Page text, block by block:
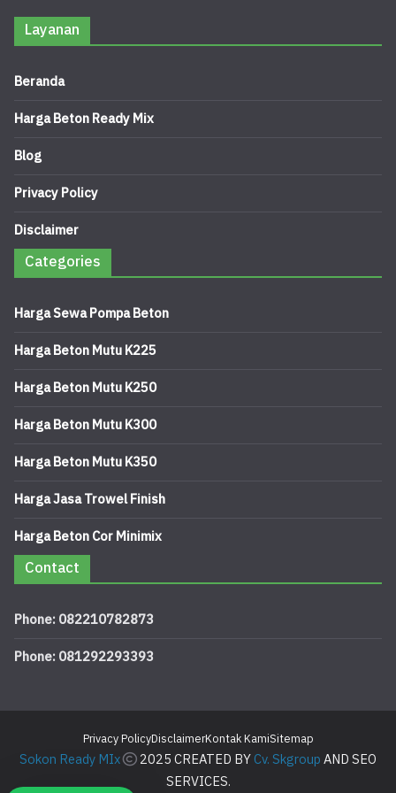
Layanan
Beranda
Harga Beton Ready Mix
Blog
Privacy Policy
Disclaimer
Categories
Harga Sewa Pompa Beton
Harga Beton Mutu K225
Harga Beton Mutu K250
Harga Beton Mutu K300
Harga Beton Mutu K350
Harga Jasa Trowel Finish
Harga Beton Cor Minimix
Contact
Phone: 082210782873
Phone: 081292293393
Privacy PolicyDisclaimerKontak KamiSitemap
Sokon Ready MIx 2025 CREATED BYCv. SkgroupAND SEO
SERVICES.